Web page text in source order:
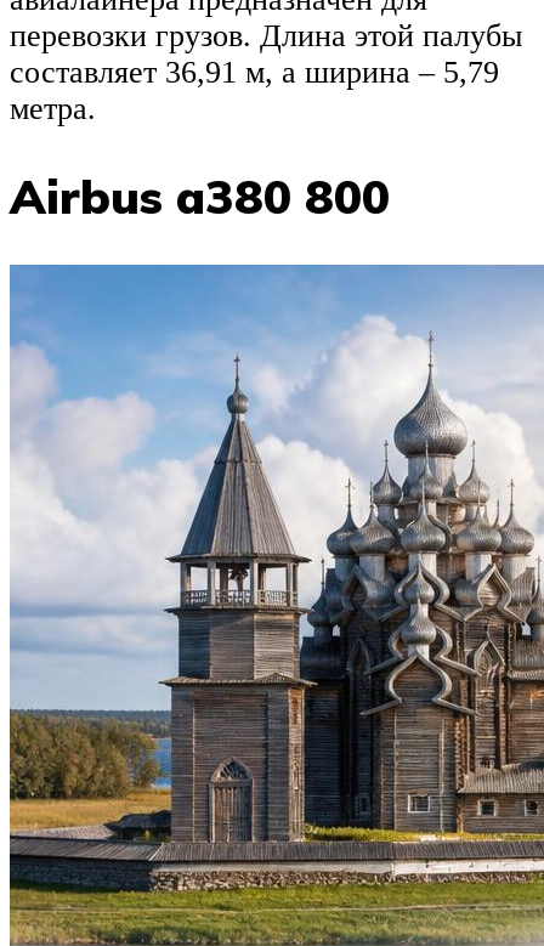
перевозки грузов. Длина этой палубы
составляет 36,91 м, а ширина – 5,79
метра.
Airbus a380 800